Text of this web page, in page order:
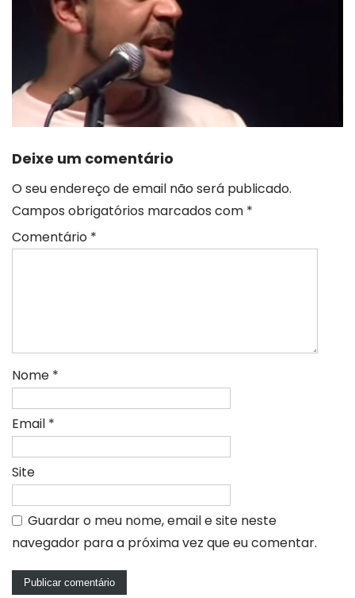
Deixe um comentário
O seu endereço de email não será publicado.
Campos obrigatórios marcados com *
Comentário *
Nome *
Email *
Site
Guardar o meu nome, email e site neste
navegador para a próxima vez que eu comentar.